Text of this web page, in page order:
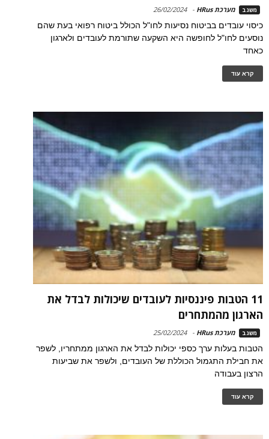
משגב מערכת HRus -
26/02/2024
כיסוי עובדים בביטוח נסיעות לחו"ל הכולל ביטוח רפואי בעת שהם
נוסעים לחו"ל לחופשה היא השקעה שתורמת לעובדים ולארגון
כאחד
קרא עוד
11 הטבות פיננסיות לעובדים שיכולות לבדל את
הארגון מהמתחרים
משגב מערכת HRus -
25/02/2024
הטבות בעלות ערך כספי יכולות לבדל את הארגון ממתחריו, לשפר
את חבילת התגמול הכוללת של העובדים, ולשפר את שביעות
הרצון בעבודה
קרא עוד